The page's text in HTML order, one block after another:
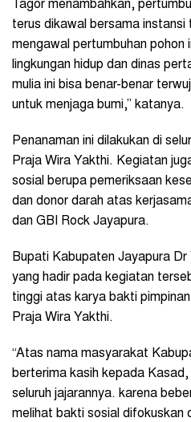
Tagor menambahkan,
terus dikawal bersama instansi
mengawal pertumbuhan pohon
lingkungan hidup dan dinas
mulia ini bisa benar-benar
untuk menjaga bumi,” katanya.
Penanaman ini dilakukan di
Praja Wira Yakthi. Kegiatan
sosial berupa pemeriksaan
dan donor darah atas
dan GBI Rock Jayapura.
Bupati Kabupaten Jayapura Dr
yang hadir pada kegiatan
tinggi atas karya bakti
Praja Wira Yakthi.
“Atas nama masyarakat
berterima kasih kepada
seluruh jajarannya. karena
melihat bakti sosial difokuskan